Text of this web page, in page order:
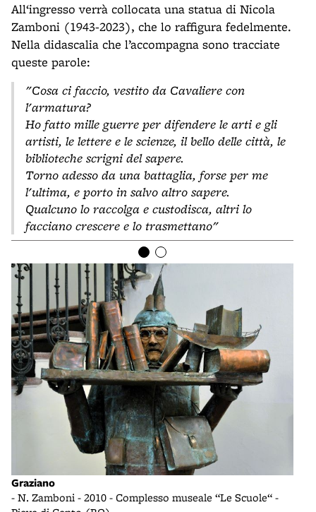
All‘ingresso verrà collocata una statua di Nicola
Zamboni (1943-2023), che lo raffigura fedelmente.
Nella didascalia che l’accompagna sono tracciate
queste parole:
"Cosa ci faccio, vestito da Cavaliere con
l'armatura?
Ho fatto mille guerre per difendere le arti e gli
artisti, le lettere e le scienze, il bello delle città, le
biblioteche scrigni del sapere.
Torno adesso da una battaglia, forse per me
l'ultima, e porto in salvo altro sapere.
Qualcuno lo raccolga e custodisca, altri lo
facciano crescere e lo trasmettano"
Graziano
- N. Zamboni - 2010 - Complesso museale “Le Scuole“ -